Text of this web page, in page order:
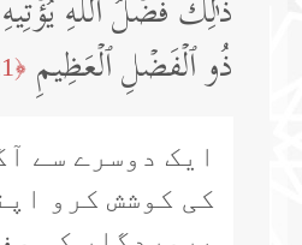
ذَ ٰ⁠لِكَ فَضۡلُ ٱللَّهِ
ذُو ٱلۡفَضۡلِ ٱلۡعَظِیمِ ﴿21﴾
ایک دوسرے سے
کی کوشش کرو